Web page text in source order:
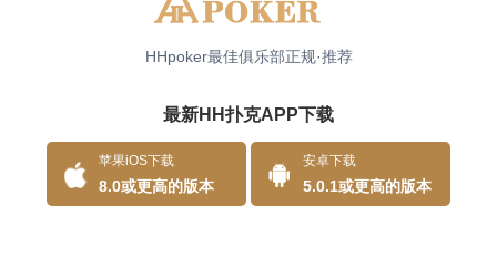
HHpoker最佳俱乐部正规·推荐
最新HH扑克APP下载
苹果iOS下载
8.0或更高的版本
安卓下载
5.0.1或更高的版本